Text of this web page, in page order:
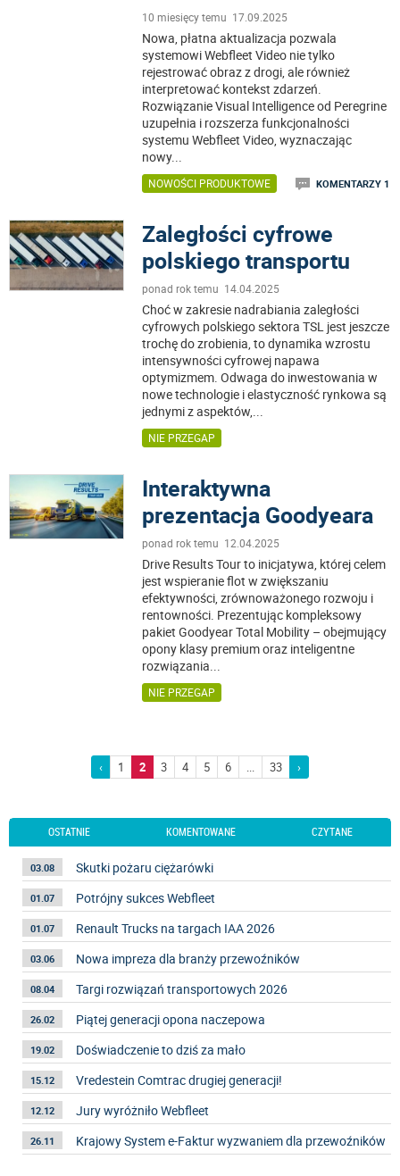
10 miesięcy temu 17.09.2025
Nowa, płatna aktualizacja pozwala
systemowi Webfleet Video nie tylko
rejestrować obraz z drogi, ale również
interpretować kontekst zdarzeń.
Rozwiązanie Visual Intelligence od Peregrine
uzupełnia i rozszerza funkcjonalności
systemu Webfleet Video, wyznaczając
nowy...
NOWOŚCI PRODUKTOWE KOMENTARZY 1
Zaległości cyfrowe
polskiego transportu
ponad rok temu 14.04.2025
Choć w zakresie nadrabiania zaległości
cyfrowych polskiego sektora TSL jest jeszcze
trochę do zrobienia, to dynamika wzrostu
intensywności cyfrowej napawa
optymizmem. Odwaga do inwestowania w
nowe technologie i elastyczność rynkowa są
jednymi z aspektów,...
NIE PRZEGAP
Interaktywna
prezentacja Goodyeara
ponad rok temu 12.04.2025
Drive Results Tour to inicjatywa, której celem
jest wspieranie flot w zwiększaniu
efektywności, zrównoważonego rozwoju i
rentowności. Prezentując kompleksowy
pakiet Goodyear Total Mobility – obejmujący
opony klasy premium oraz inteligentne
rozwiązania...
NIE PRZEGAP
‹ 1 2 3 4 5 6 ... 33 ›
OSTATNIE KOMENTOWANE CZYTANE
03.08 Skutki pożaru ciężarówki
01.07 Potrójny sukces Webfleet
01.07 Renault Trucks na targach IAA 2026
03.06 Nowa impreza dla branży przewoźników
08.04 Targi rozwiązań transportowych 2026
26.02 Piątej generacji opona naczepowa
19.02 Doświadczenie to dziś za mało
15.12 Vredestein Comtrac drugiej generacji!
12.12 Jury wyróżniło Webfleet
26.11 Krajowy System e-Faktur wyzwaniem dla przewoźników